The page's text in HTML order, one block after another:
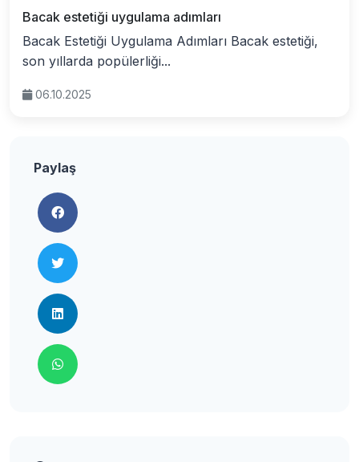
Bacak estetiği uygulama adımları
Bacak Estetiği Uygulama Adımları Bacak estetiği,
son yıllarda popülerliği...
06.10.2025
Paylaş